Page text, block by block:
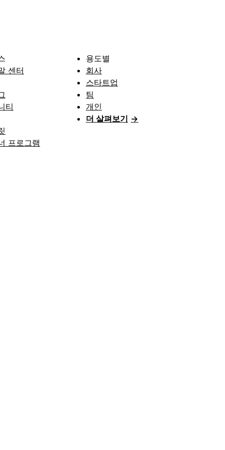
센터
티
프로그램
용도별
회사
스타트업
팀
개인
더 살펴보기 →